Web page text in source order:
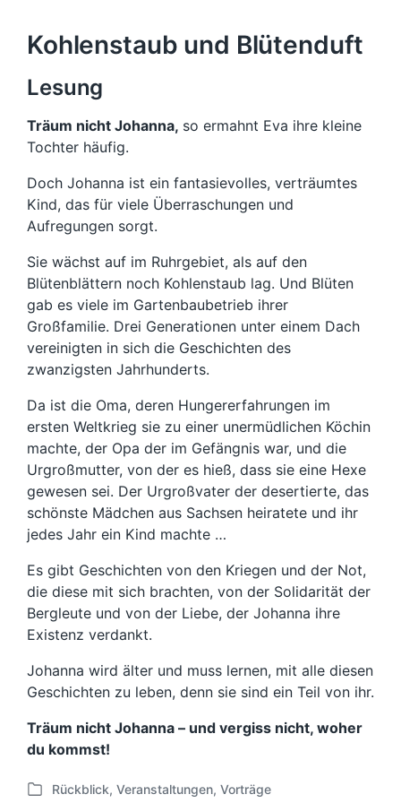
Kohlenstaub und Blütenduft
Lesung
Träum nicht Johanna, so ermahnt Eva ihre kleine
Tochter häufig.
Doch Johanna ist ein fantasievolles, verträumtes
Kind, das für viele Überraschungen und
Aufregungen sorgt.
Sie wächst auf im Ruhrgebiet, als auf den
Blütenblättern noch Kohlenstaub lag. Und Blüten
gab es viele im Gartenbaubetrieb ihrer
Großfamilie. Drei Generationen unter einem Dach
vereinigten in sich die Geschichten des
zwanzigsten Jahrhunderts.
Da ist die Oma, deren Hungererfahrungen im
ersten Weltkrieg sie zu einer unermüdlichen Köchin
machte, der Opa der im Gefängnis war, und die
Urgroßmutter, von der es hieß, dass sie eine Hexe
gewesen sei. Der Urgroßvater der desertierte, das
schönste Mädchen aus Sachsen heiratete und ihr
jedes Jahr ein Kind machte …
Es gibt Geschichten von den Kriegen und der Not,
die diese mit sich brachten, von der Solidarität der
Bergleute und von der Liebe, der Johanna ihre
Existenz verdankt.
Johanna wird älter und muss lernen, mit alle diesen
Geschichten zu leben, denn sie sind ein Teil von ihr.
Träum nicht Johanna – und vergiss nicht, woher
du kommst!
V
Rückblick, Veranstaltungen, Vorträge